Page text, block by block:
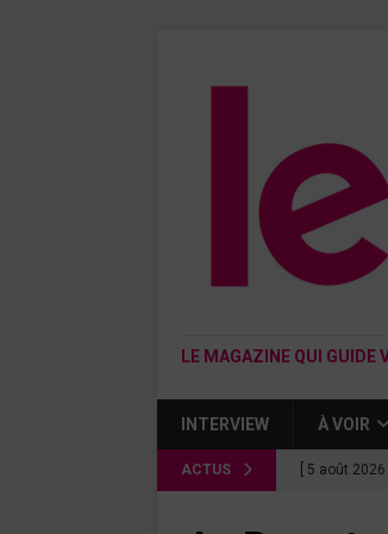
LE MAGAZINE QUI GUIDE
INTERVIEW À VOIR
ACTUS [ 5 août 2026 ]